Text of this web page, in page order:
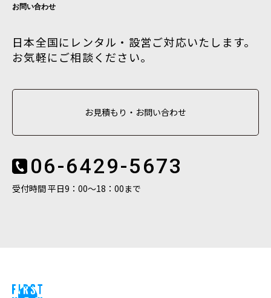
お問い合わせ
日本全国にレンタル・設営ご対応いたします。
お気軽にご相談ください。
お見積もり・お問い合わせ
06-6429-5673
受付時間 平日9：00〜18：00まで